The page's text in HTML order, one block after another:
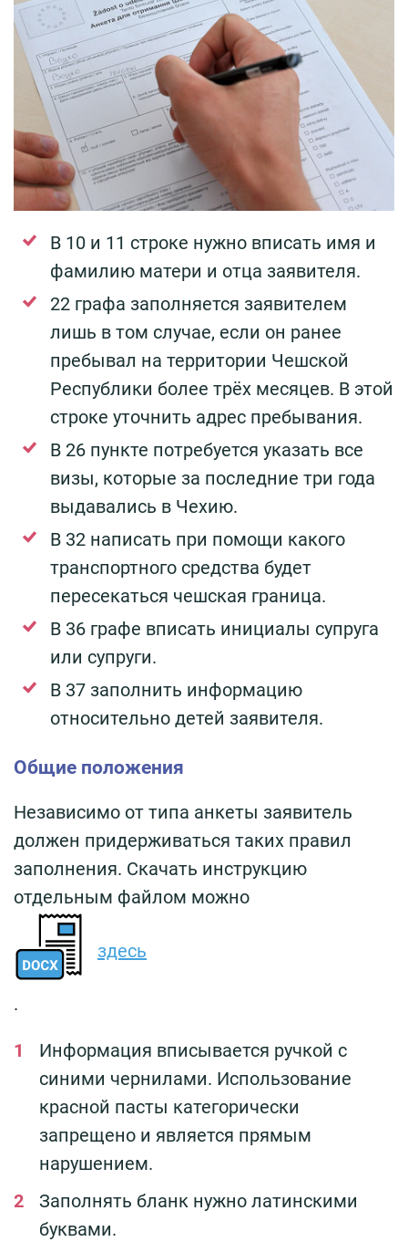
В 10 и 11 строке нужно вписать имя и
фамилию матери и отца заявителя.
22 графа заполняется заявителем
лишь в том случае, если он ранее
пребывал на территории Чешской
Республики более трёх месяцев. В этой
строке уточнить адрес пребывания.
В 26 пункте потребуется указать все
визы, которые за последние три года
выдавались в Чехию.
В 32 написать при помощи какого
транспортного средства будет
пересекаться чешская граница.
В 36 графе вписать инициалы супруга
или супруги.
В 37 заполнить информацию
относительно детей заявителя.
Общие положения
Независимо от типа анкеты заявитель
должен придерживаться таких правил
заполнения. Скачать инструкцию
отдельным файлом можно
здесь
.
Информация вписывается ручкой с
синими чернилами. Использование
красной пасты категорически
запрещено и является прямым
нарушением.
Заполнять бланк нужно латинскими
буквами.